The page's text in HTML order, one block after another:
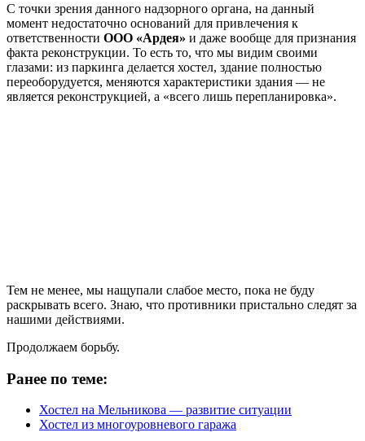
С точки зрения данного надзорного органа, на данный
момент недостаточно оснований для привлечения к
ответственности ООО «Ардея» и даже вообще для признания
факта реконструкции. То есть то, что мы видим своими
глазами: из паркинга делается хостел, здание полностью
переоборудуется, меняются характеристики здания — не
является реконструкцией, а «всего лишь перепланировка».
Тем не менее, мы нащупали слабое место, пока не буду
раскрывать всего. Знаю, что противники пристально следят за
нашими действиями.
Продолжаем борьбу.
Ранее по теме:
Хостел на Мельникова — развитие ситуации
Хостел из многоуровневого гаража